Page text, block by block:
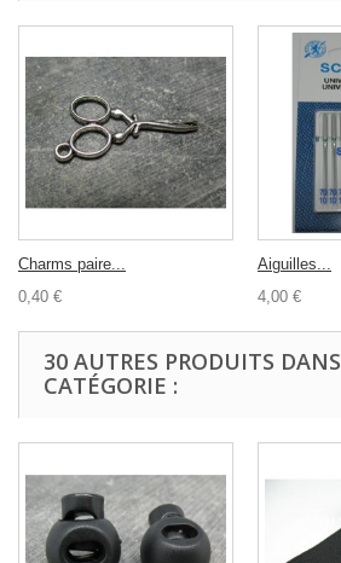
Charms paire...
0,40 €
Aiguilles...
4,00 €
30 AUTRES PRODUITS
CATÉGORIE :